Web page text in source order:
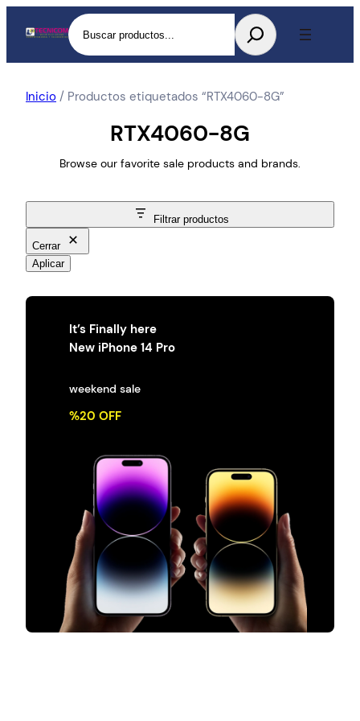
Buscar
Inicio / Productos etiquetados “RTX4060-8G”
RTX4060-8G
Browse our favorite sale products and brands.
Filtrar productos
Cerrar
Aplicar
It’s Finally here
New iPhone 14 Pro
weekend sale
%20 OFF